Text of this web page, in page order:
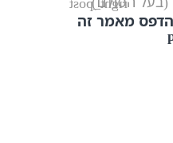
הדפס מאמר זה